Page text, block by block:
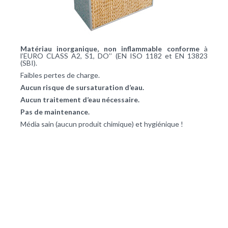
Matériau inorganique, non inflammable conformeà
l’EURO CLASS A2, S1, DO’’ (EN ISO 1182 et EN 13823
(SBI).
Faibles pertes de charge.
Aucun risque de sursaturation d’eau.
Aucun traitement d’eau nécessaire.
Pas de maintenance.
Média sain (aucun produit chimique) et hygiénique !